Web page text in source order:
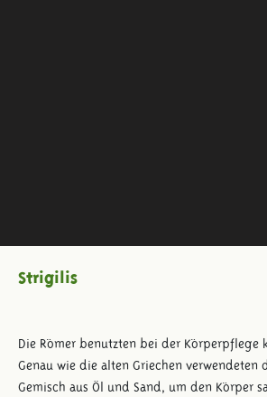
Strigilis
Die Römer benutzten bei der Körperpflege
Genau wie die alten Griechen verwendeten
Gemisch aus Öl und Sand, um den Körper